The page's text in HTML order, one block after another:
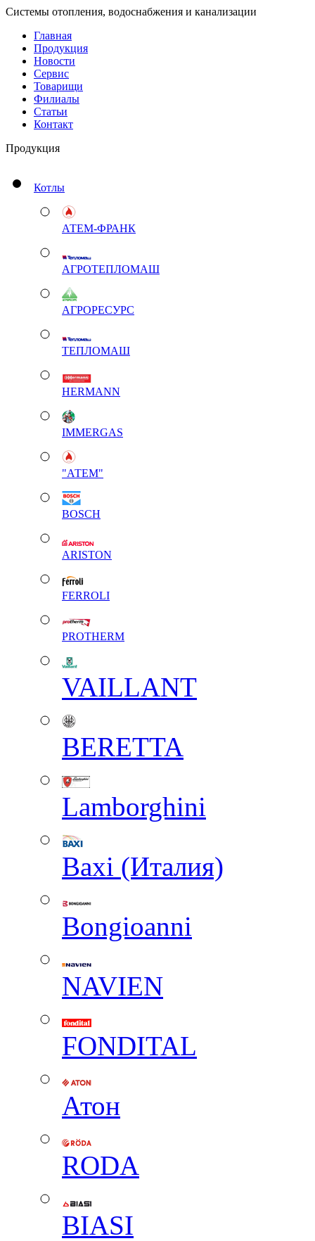
Системы отопления, водоснабжения и канализации
Главная
Продукция
Новости
Сервис
Товарищи
Филиалы
Статьи
Контакт
Продукция
Котлы
АТЕМ-ФРАНК
АГРОТЕПЛОМАШ
АГРОРЕСУРС
ТЕПЛОМАШ
HERMANN
IMMERGAS
"АТЕМ"
BOSCH
ARISTON
FERROLI
PROTHERM
VAILLANT
BERETTA
Lamborghini
Baxi (Италия)
Вongioanni
NAVIEN
FONDITAL
Атон
RODA
BIASI